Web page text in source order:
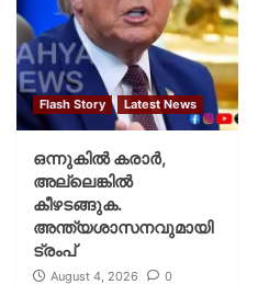
Flash Story Latest News
ഒന്നുകില്‍ കരാര്‍,
അല്ലെങ്കില്‍
കീഴടങ്ങുക.
അന്ത്യശാസനവുമായി
ട്രംപ്
August 4, 2026 0